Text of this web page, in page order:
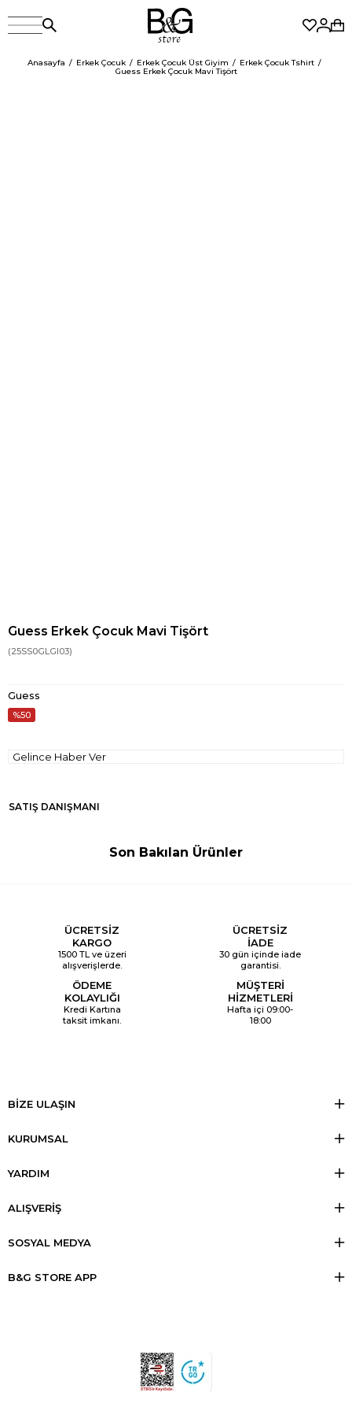
Anasayfa Erkek Çocuk Erkek Çocuk Üst Giyim
Erkek Çocuk Tshirt
Guess Erkek Çocuk Mavi Tişört
Guess Erkek Çocuk Mavi Tişört
(25SS0GLGI03)
Guess
50
Gelince Haber Ver
SATIŞ DANIŞMANI
Son Bakılan Ürünler
ÜCRETSİZ
KARGO
1500 TL ve üzeri
alışverişlerde.
ÜCRETSİZ
İADE
30 gün içinde iade
garantisi.
ÖDEME
KOLAYLIĞI
Kredi Kartına
taksit imkanı.
MÜŞTERİ
HİZMETLERİ
Hafta içi 09:00-
18:00
BİZE ULAŞIN
KURUMSAL
YARDIM
ALIŞVERİŞ
SOSYAL MEDYA
B&G STORE APP